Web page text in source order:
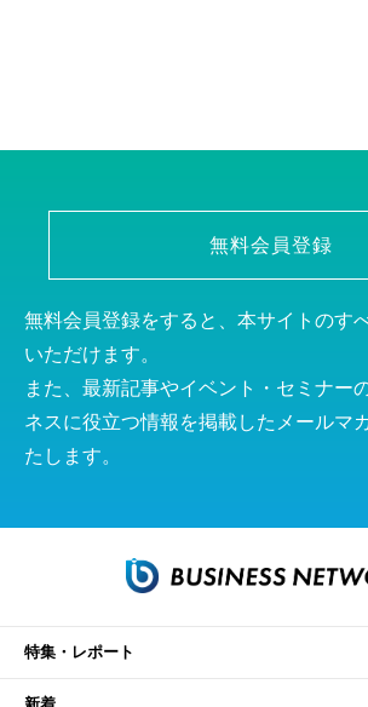
無料会員登録
無料会員登録をすると、本サイトのす
いただけます。
また、最新記事やイベント・セミナー
ネスに役立つ情報を掲載したメールマ
たします。
特集・レポート